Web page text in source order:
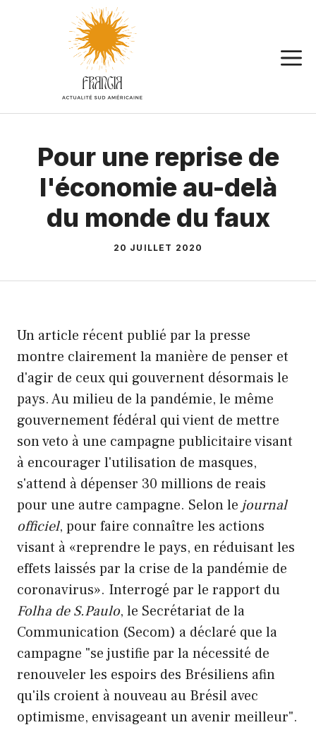
Pour une reprise de
l'économie au-delà
du monde du faux
20 JUILLET 2020
Un article récent publié par la presse
montre clairement la manière de penser et
d'agir de ceux qui gouvernent désormais le
pays. Au milieu de la pandémie, le même
gouvernement fédéral qui vient de mettre
son veto à une campagne publicitaire visant
à encourager l'utilisation de masques,
s'attend à dépenser 30 millions de reais
pour une autre campagne. Selon le journal
officiel, pour faire connaître les actions
visant à «reprendre le pays, en réduisant les
effets laissés par la crise de la pandémie de
coronavirus». Interrogé par le rapport du
Folha de S.Paulo, le Secrétariat de la
Communication (Secom) a déclaré que la
campagne "se justifie par la nécessité de
renouveler les espoirs des Brésiliens afin
qu'ils croient à nouveau au Brésil avec
optimisme, envisageant un avenir meilleur".